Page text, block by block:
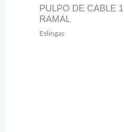
PULPO DE CABLE 1
RAMAL
Eslingas